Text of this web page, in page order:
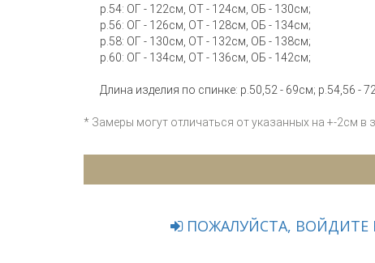
р.54: ОГ - 122см, ОТ - 124см, ОБ - 130см;
р.56: ОГ - 126см, ОТ - 128см, ОБ - 134см;
р.58: ОГ - 130см, ОТ - 132см, ОБ - 138см;
р.60: ОГ - 134см, ОТ - 136см, ОБ - 142см;
Длина изделия по спинке: р.50,52 - 69см; р.54,56 -
* Замеры могут отличаться от указанных на +-2см в
ПОЖАЛУЙСТА, ВОЙДИТЕ